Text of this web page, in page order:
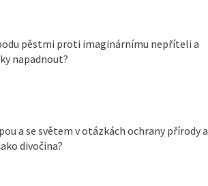
pěstmi proti imaginárnímu nepříteli a
napadnout?
a se světem v otázkách ochrany přírody a
divočina?